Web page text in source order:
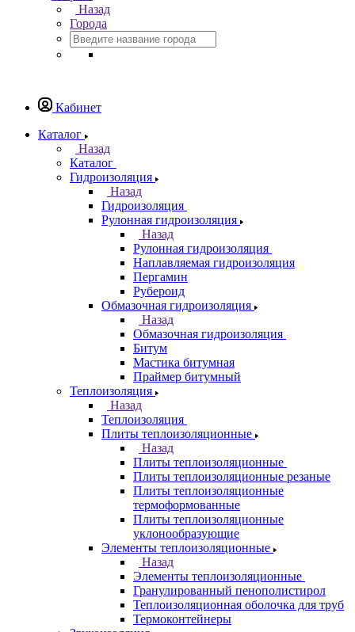
Назад
Города
Кабинет
Каталог
Назад
Каталог
Гидроизоляция
Назад
Гидроизоляция
Рулонная гидроизоляция
Назад
Рулонная гидроизоляция
Наплавляемая гидроизоляция
Пергамин
Рубероид
Обмазочная гидроизоляция
Назад
Обмазочная гидроизоляция
Битум
Мастика битумная
Праймер битумный
Теплоизоляция
Назад
Теплоизоляция
Плиты теплоизоляционные
Назад
Плиты теплоизоляционные
Плиты теплоизоляционные резаные
Плиты теплоизоляционные
термоформованные
Плиты теплоизоляционные
уклонообразующие
Элементы теплоизоляционные
Назад
Элементы теплоизоляционные
Гранулированный пенополистирол
Теплоизоляционная оболочка для труб
Термоконтейнеры